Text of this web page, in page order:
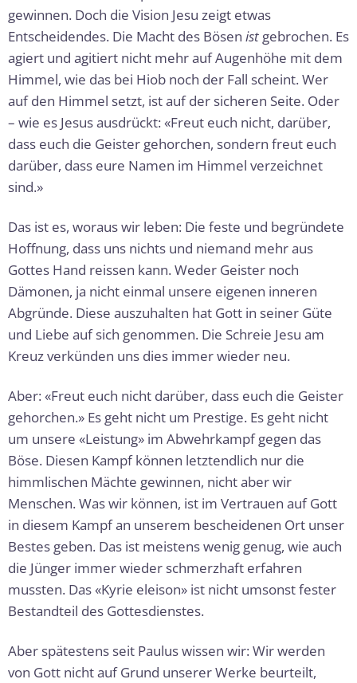
gewinnen. Doch die Vision Jesu zeigt etwas
Entscheidendes. Die Macht des Bösen ist gebrochen. Es
agiert und agitiert nicht mehr auf Augenhöhe mit dem
Himmel, wie das bei Hiob noch der Fall scheint. Wer
auf den Himmel setzt, ist auf der sicheren Seite. Oder
– wie es Jesus ausdrückt: «Freut euch nicht, darüber,
dass euch die Geister gehorchen, sondern freut euch
darüber, dass eure Namen im Himmel verzeichnet
sind.»
Das ist es, woraus wir leben: Die feste und begründete
Hoffnung, dass uns nichts und niemand mehr aus
Gottes Hand reissen kann. Weder Geister noch
Dämonen, ja nicht einmal unsere eigenen inneren
Abgründe. Diese auszuhalten hat Gott in seiner Güte
und Liebe auf sich genommen. Die Schreie Jesu am
Kreuz verkünden uns dies immer wieder neu.
Aber: «Freut euch nicht darüber, dass euch die Geister
gehorchen.» Es geht nicht um Prestige. Es geht nicht
um unsere «Leistung» im Abwehrkampf gegen das
Böse. Diesen Kampf können letztendlich nur die
himmlischen Mächte gewinnen, nicht aber wir
Menschen. Was wir können, ist im Vertrauen auf Gott
in diesem Kampf an unserem bescheidenen Ort unser
Bestes geben. Das ist meistens wenig genug, wie auch
die Jünger immer wieder schmerzhaft erfahren
mussten. Das «Kyrie eleison» ist nicht umsonst fester
Bestandteil des Gottesdienstes.
Aber spätestens seit Paulus wissen wir: Wir werden
von Gott nicht auf Grund unserer Werke beurteilt,